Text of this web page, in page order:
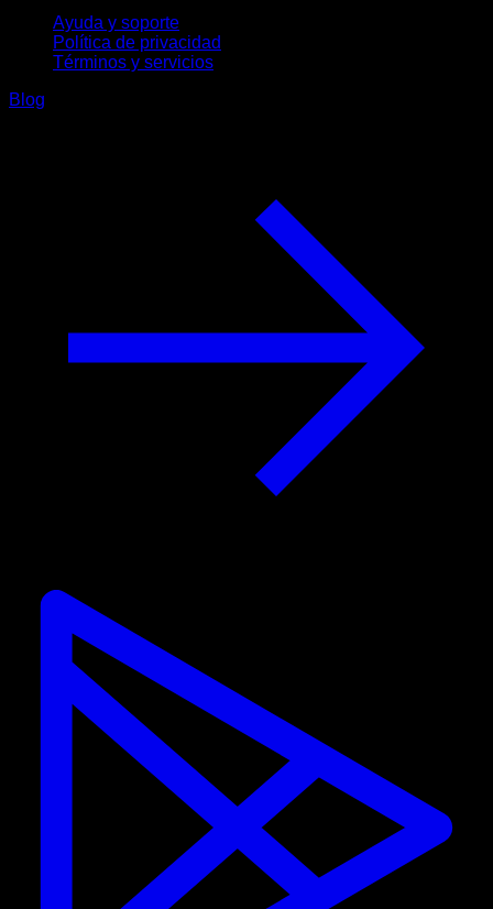
Ayuda y soporte
Política de privacidad
Términos y servicios
Blog